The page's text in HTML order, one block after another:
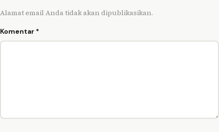
Alamat email Anda tidak akan dipublikasikan.
Komentar *